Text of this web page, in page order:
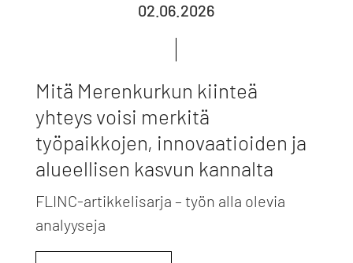
02.06.2026
Mitä Merenkurkun kiinteä
yhteys voisi merkitä
työpaikkojen, innovaatioiden ja
alueellisen kasvun kannalta
FLINC-artikkelisarja – työn alla olevia
analyyseja